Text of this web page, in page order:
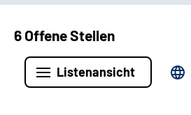
6 Offene Stellen
Listenansicht